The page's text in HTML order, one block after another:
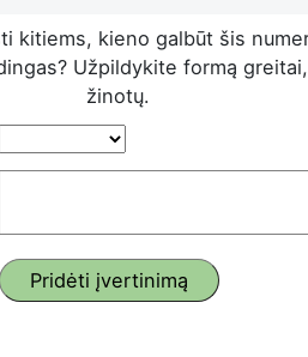
kitiems, kieno galbūt šis
Užpildykite formą
žinotų.